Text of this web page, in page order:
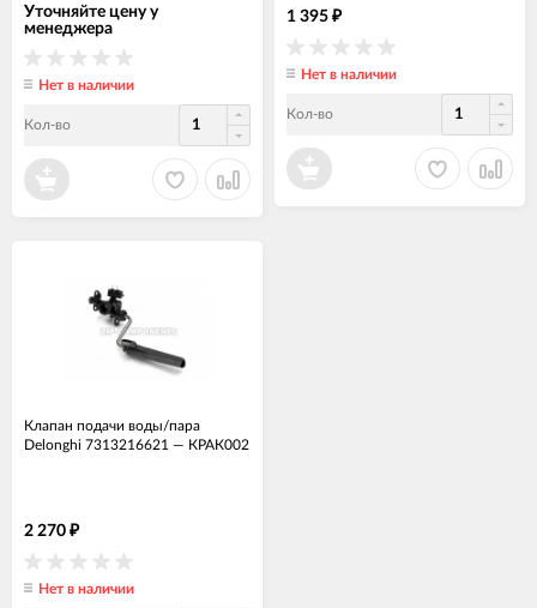
Уточняйте цену у
менеджера
Нет в наличии
Кол-во
1 395 ₽
Нет в наличии
Кол-во
Клапан подачи воды/пара
Delonghi 7313216621 — КРАК002
2 270 ₽
Нет в наличии